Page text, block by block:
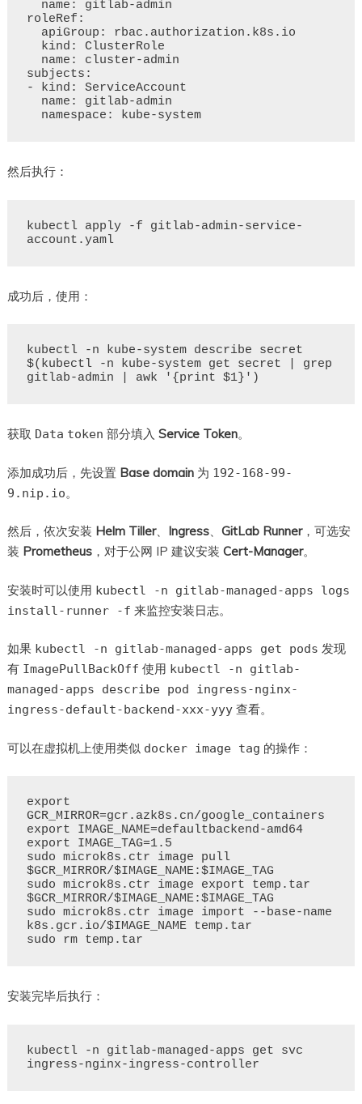
roleRef:
subjects:
- kind: ServiceAccount
  namespace: kube-system
然后执行：
kubectl apply -f gitlab-admin-service-
account.yaml
成功后，使用：
kubectl -n kube-system describe secret
$(kubectl -n kube-system get secret | grep
获取 Data token 部分填入 Service Token。
添加成功后，先设置 Base domain为 192-168-99-
9.nip.io。
然后，依次安装 Helm Tiller、 Ingress、 GitLab Runner，可选安
装 Prometheus，对于公网 IP 建议安装 Cert-Manager。
安装时可以使用 kubectl -n gitlab-managed-apps logs
install-runner -f 来监控安装日志。
如果 kubectl -n gitlab-managed-apps get pods 发现
有 ImagePullBackOff 使用 kubectl -n gitlab-
managed-apps describe pod ingress-nginx-
ingress-default-backend-xxx-yyy查看。
可以在虚拟机上使用类似 docker image tag 的操作：
export
GCR_MIRROR=gcr.azk8s.cn/google_containers
export IMAGE_NAME=defaultbackend-amd64
export IMAGE_TAG=1.5
sudo microk8s.ctr image pull
$GCR_MIRROR/$IMAGE_NAME:$IMAGE_TAG
sudo microk8s.ctr image export temp.tar
$GCR_MIRROR/$IMAGE_NAME:$IMAGE_TAG
sudo microk8s.ctr image import --base-name
k8s.gcr.io/$IMAGE_NAME temp.tar
安装完毕后执行：
kubectl -n gitlab-managed-apps get svc